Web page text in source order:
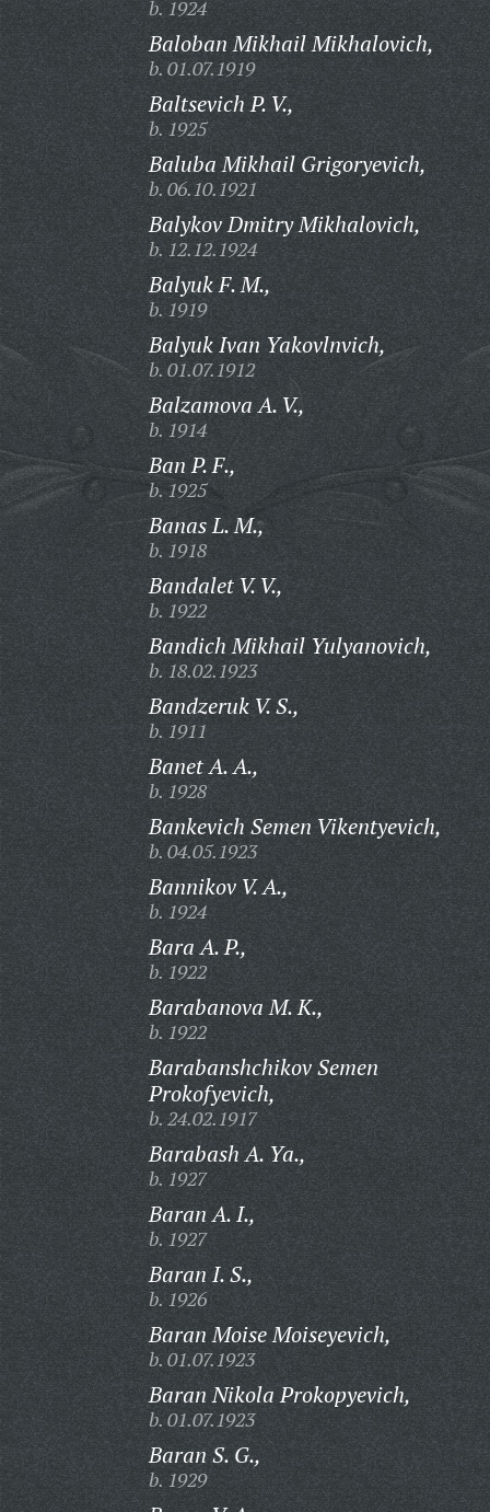
b. 1924
Baloban Mikhail Mikhalovich,
b. 01.07.1919
Baltsevich P. V.,
b. 1925
Baluba Mikhail Grigoryevich,
b. 06.10.1921
Balykov Dmitry Mikhalovich,
b. 12.12.1924
Balyuk F. M.,
b. 1919
Balyuk Ivan Yakovlnvich,
b. 01.07.1912
Balzamova A. V.,
b. 1914
Ban P. F.,
b. 1925
Banas L. M.,
b. 1918
Bandalet V. V.,
b. 1922
Bandich Mikhail Yulyanovich,
b. 18.02.1923
Bandzeruk V. S.,
b. 1911
Banet A. A.,
b. 1928
Bankevich Semen Vikentyevich,
b. 04.05.1923
Bannikov V. A.,
b. 1924
Bara A. P.,
b. 1922
Barabanova M. K.,
b. 1922
Barabanshchikov Semen
Prokofyevich,
b. 24.02.1917
Barabash A. Ya.,
b. 1927
Baran A. I.,
b. 1927
Baran I. S.,
b. 1926
Baran Moise Moiseyevich,
b. 01.07.1923
Baran Nikola Prokopyevich,
b. 01.07.1923
Baran S. G.,
b. 1929